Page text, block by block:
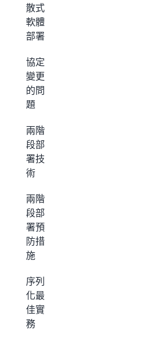
散式
軟體
部署
協定
變更
的問
題
兩階
段部
署技
術
兩階
段部
署預
防措
施
序列
化最
佳實
務